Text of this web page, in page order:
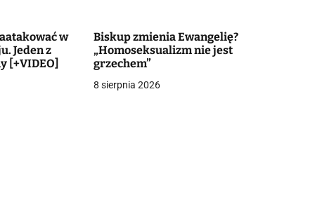
w
Jeden z
[+VIDEO]
Biskup zmienia Ewangelię?
„Homoseksualizm nie jest
grzechem”
8 sierpnia 2026